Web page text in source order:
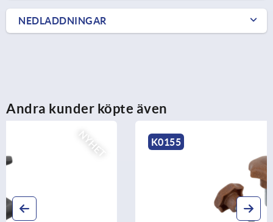
NEDLADDNINGAR
Andra kunder köpte även